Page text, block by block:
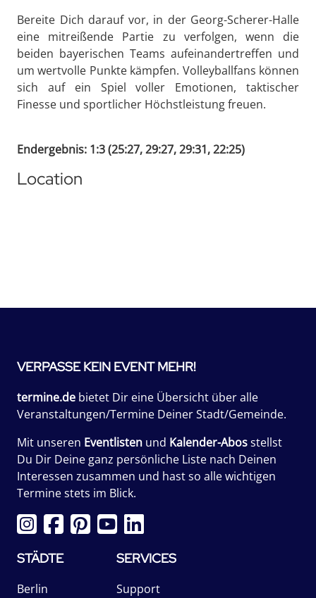
Bereite Dich darauf vor, in der Georg-Scherer-Halle
eine mitreißende Partie zu verfolgen, wenn die
beiden bayerischen Teams aufeinandertreffen und
um wertvolle Punkte kämpfen. Volleyballfans können
sich auf ein Spiel voller Emotionen, taktischer
Finesse und sportlicher Höchstleistung freuen.
Endergebnis: 1:3 (25:27, 29:27, 29:31, 22:25)
Location
VERPASSE KEIN EVENT MEHR!
termine.de bietet Dir eine Übersicht über alle
Veranstaltungen/Termine Deiner Stadt/Gemeinde.
Mit unseren Eventlisten und Kalender-Abosstellst
Du Dir Deine ganz persönliche Liste nach Deinen
Interessen zusammen und hast so alle wichtigen
Termine stets im Blick.
STÄDTE
Berlin
SERVICES
Support